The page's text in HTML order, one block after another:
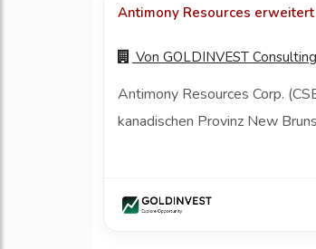
Antimony Resources
Von GOLDINVEST
Antimony Resources Corp.
kanadischen Provinz New